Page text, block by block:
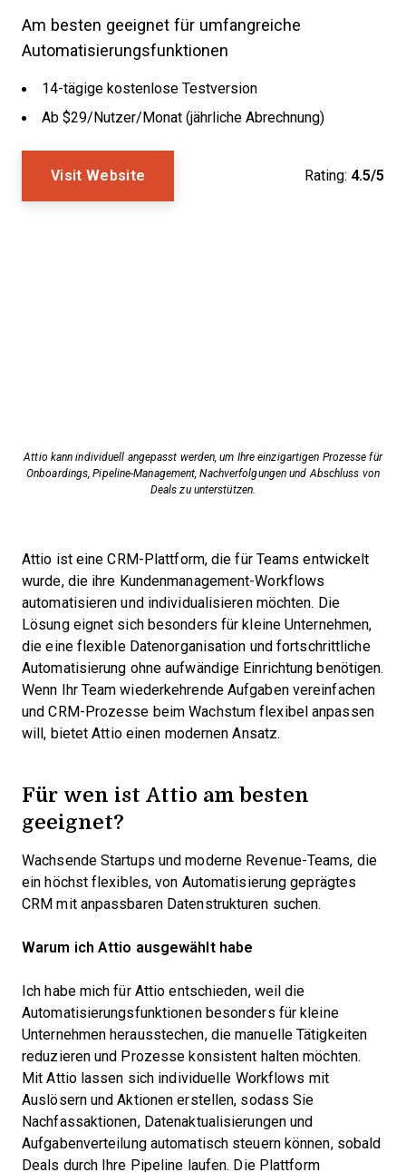
Am besten geeignet für umfangreiche
Automatisierungsfunktionen
14-tägige kostenlose Testversion
Ab $29/Nutzer/Monat (jährliche Abrechnung)
Visit Website Rating: 4.5/5
Attio kann individuell angepasst werden, um Ihre einzigartigen Prozesse für
Onboardings, Pipeline-Management, Nachverfolgungen und Abschluss von
Deals zu unterstützen.
Attio ist eine CRM-Plattform, die für Teams entwickelt
wurde, die ihre Kundenmanagement-Workflows
automatisieren und individualisieren möchten. Die
Lösung eignet sich besonders für kleine Unternehmen,
die eine flexible Datenorganisation und fortschrittliche
Automatisierung ohne aufwändige Einrichtung benötigen.
Wenn Ihr Team wiederkehrende Aufgaben vereinfachen
und CRM-Prozesse beim Wachstum flexibel anpassen
will, bietet Attio einen modernen Ansatz.
Für wen ist Attio am besten
geeignet?
Wachsende Startups und moderne Revenue-Teams, die
ein höchst flexibles, von Automatisierung geprägtes
CRM mit anpassbaren Datenstrukturen suchen.
Warum ich Attio ausgewählt habe
Ich habe mich für Attio entschieden, weil die
Automatisierungsfunktionen besonders für kleine
Unternehmen herausstechen, die manuelle Tätigkeiten
reduzieren und Prozesse konsistent halten möchten.
Mit Attio lassen sich individuelle Workflows mit
Auslösern und Aktionen erstellen, sodass Sie
Nachfassaktionen, Datenaktualisierungen und
Aufgabenverteilung automatisch steuern können, sobald
Deals durch Ihre Pipeline laufen. Die Plattform